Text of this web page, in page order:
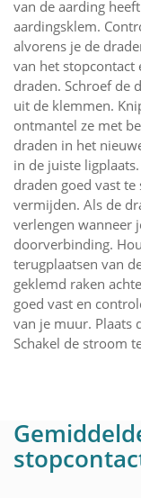
van de aarding
aardingsklem.
alvorens je de
van het stopcontact
draden. Schroef de
uit de klemmen.
ontmantel ze met
draden in het
in de juiste
draden goed vast
vermijden. Als de
verlengen wanneer
doorverbinding.
terugplaatsen van
geklemd raken
goed vast en
van je muur. Plaats
Schakel de stroom